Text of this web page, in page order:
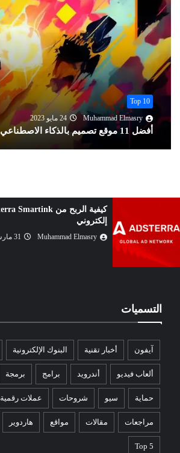
Top 10
Muhammad Elmasry
24 مايو 2023
أفضل 11 موقع تصميم بالذكاء الاصطناعي مجانا 2026
إلكتروني
Muhammad Elmasry 31 مارس 2025
التسميات
آيفون أخبار تقنية البنوك الإلكترونية
ألعاب فيديو أندرويد برامج برمجة
حماية سيو شروحات عملات رقمية
مراجعات مقالات مواقع هاردوير
Top 5